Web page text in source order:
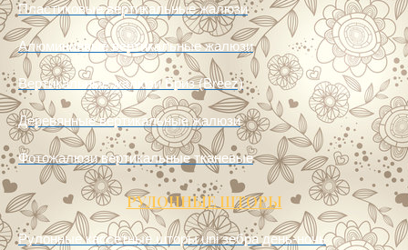
Пластиковые вертикальные жалюзи
Алюминиевые вертикальные жалюзи
Вертикальные жалюзи Бриз (Breez)
Деревянные вертикальные жалюзи
Фотожалюзи вертикальные тканевые
РУЛОННЫЕ ШТОРЫ
Рулонные кассетные шторы uni зебра день-ночь